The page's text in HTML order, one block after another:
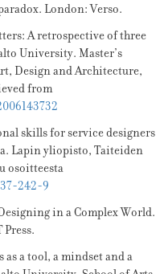
London: Verso.
A retrospective of three
University. Master’s
Design and Architecture,
from
skills for service designers
Lapin yliopisto, Taiteiden
osoitteesta
242-9
in a Complex World.
as a tool, a mindset and a